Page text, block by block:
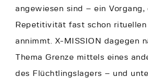
angewiesen sind – ein Vorgang,
Repetitivität fast schon
annimmt. X-MISSION dagegen
Thema Grenze mittels eines
des Flüchtlingslagers – und